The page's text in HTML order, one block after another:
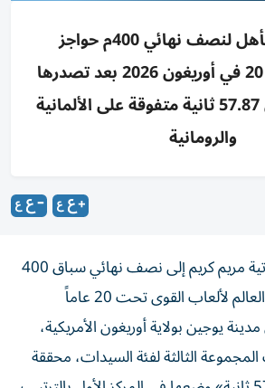
مريم كريم تتأهل لنصف نهائي 400م حواجز
بمونديال تحت 20 في أوريغون 2026 بعد تصدرها
مجموعتها بزمن 57.87 ثانية متفوقة على الألمانية
والرومانية
تأهلت العداءة الإماراتية مريم كريم إلى نصف نهائي سباق 400
متر حواجز في بطولة العالم لألعاب القوى تحت 20 عاماً
2026)، في مدينة يوجين بولاية أوريغون الأمريكية،
الثالثة لفئة السيدات، محققة